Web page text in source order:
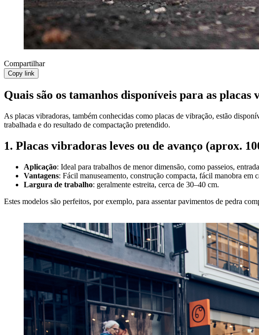
Compartilhar
Copy link
Quais são os tamanhos disponíveis para as placas
As placas vibradoras, também conhecidas como placas de vibração, estão
trabalhada e do resultado de compactação pretendido.
1. Placas vibradoras leves ou de avanço (aprox.
Aplicação: Ideal para trabalhos de menor dimensão, como passeios,
Vantagens: Fácil manuseamento, construção compacta, fácil manobra em
Largura de trabalho: geralmente estreita, cerca de 30–40 cm.
Estes modelos são perfeitos, por exemplo, para assentar pavimentos de pedra